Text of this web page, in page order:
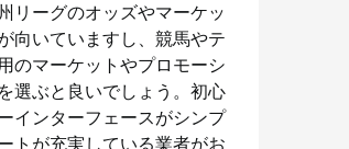
リーグのオッズやマーケッ
向いていますし、競馬やテ
のマーケットやプロモーシ
選ぶと良いでしょう。初心
インターフェースがシンプ
トが充実している業者がお